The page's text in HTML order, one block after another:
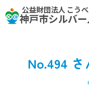
公益財団法人 こう
神戸市シルバ
No.494